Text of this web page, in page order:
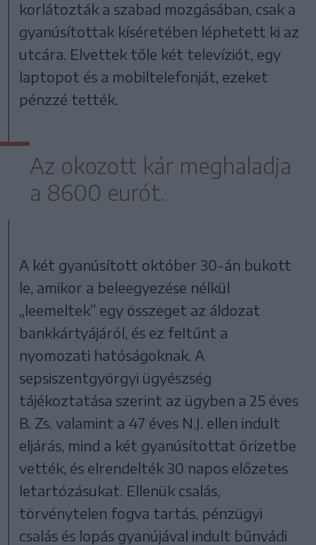
korlátozták a szabad mozgásában, csak a
gyanúsítottak kíséretében léphetett ki az
utcára. Elvettek tőle két televíziót, egy
laptopot és a mobiltelefonját, ezeket
pénzzé tették.
Az okozott kár meghaladja
a 8600 eurót.
A két gyanúsított október 30-án bukott
le, amikor a beleegyezése nélkül
„leemeltek” egy összeget az áldozat
bankkártyájáról, és ez feltűnt a
nyomozati hatóságoknak. A
sepsiszentgyörgyi ügyészség
tájékoztatása szerint az ügyben a 25 éves
B. Zs. valamint a 47 éves N.J. ellen indult
eljárás, mind a két gyanúsítottat őrizetbe
vették, és elrendelték 30 napos előzetes
letartózásukat. Ellenük csalás,
törvénytelen fogva tartás, pénzügyi
csalás és lopás gyanújával indult bűnvádi